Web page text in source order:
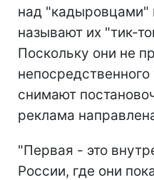
над "кадыровцами"
называют их "тик-
Поскольку они не
снимают
реклама
"Первая - это
России, где они